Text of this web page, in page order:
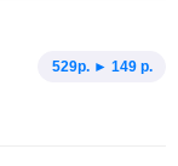
529p. ► 149 р.